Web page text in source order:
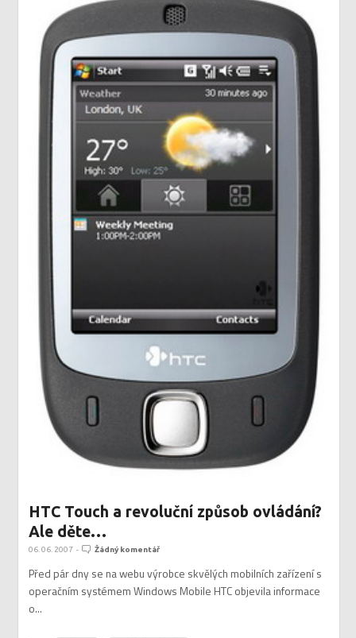
HTC Touch a revoluční způsob ovládání?
Ale děte…
06. 06. 2007- Žádný komentář
Před pár dny se na webu výrobce skvělých mobilních zařízení s
operačním systémem Windows Mobile HTC objevila informace
o...